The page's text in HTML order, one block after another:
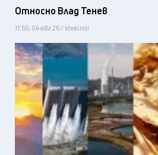
Относно Влад Тенев
11:50, 04 авг 26 / Idealisti